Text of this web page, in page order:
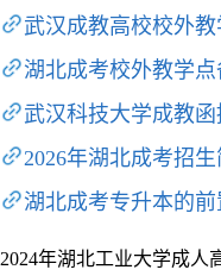
武汉成教高校校外
湖北成考校外教学
武汉科技大学成教
2026年湖北成考招
湖北成考专升本的
2024年湖北工业大学成人